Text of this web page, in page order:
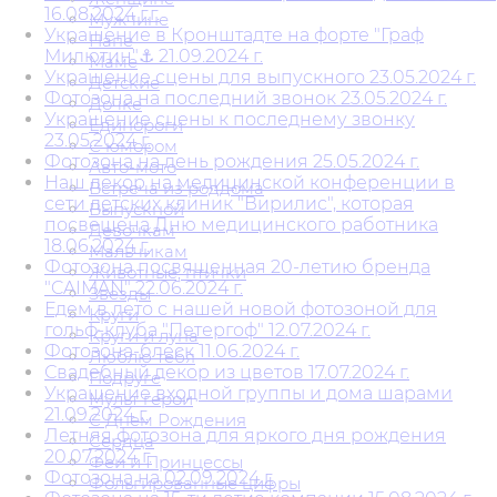
Мужчине
Папе
Маме
Детские
Дочке
Единороги
С юмором
Авто-мото
Встреча из роддома
Выпускной
Девочкам
Мальчикам
Животные, птички
Звезды
Круги
Круги и луна
Люблю тебя
Подруге
Мульт герои
С Днем Рождения
Сердца
Феи и Принцессы
Фольгированные цифры
16.08.2024 г.г.
Украшение в Кронштадте на форте "Граф
Милютин"⚓ 21.09.2024 г.
Украшение сцены для выпускного 23.05.2024 г.
Фотозона на последний звонок 23.05.2024 г.
Украшение сцены к последнему звонку
23.05.2024 г.
Фотозона на день рождения 25.05.2024 г.
Наш декор на медицинской конференции в
сети детских клиник "Вирилис", которая
посвещена Дню медицинского работника
18.06.2024 г.
Фотозона посвященная 20-летию бренда
"CAIMAN" 22.06.2024 г.
Едем в лето с нашей новой фотозоной для
гольф-клуба "Петергоф" 12.07.2024 г.
Фотозона-блеск 11.06.2024 г.
Свадебный декор из цветов 17.07.2024 г.
Украшение входной группы и дома шарами
21.09.2024 г.
Летняя фотозона для яркого дня рождения
20.07.2024 г.
Фотозона на 02.09.2024 г.